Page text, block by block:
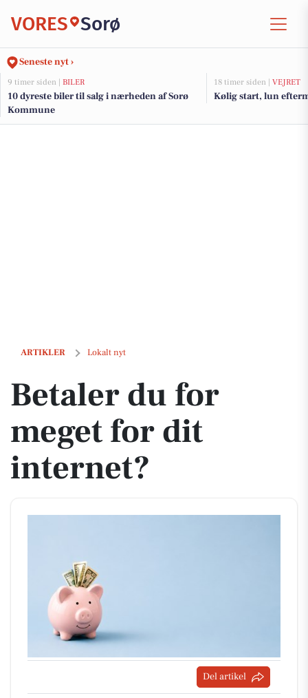
VORES Sorø
Seneste nyt ›
9 timer siden | BILER
10 dyreste biler til salg i nærheden af Sorø
Kommune
18 timer siden | VEJRET
Kølig start, lun
ARTIKLER Lokalt nyt
Betaler du for meget for dit internet?
Betaler du for
meget for dit
internet?
Del artikel